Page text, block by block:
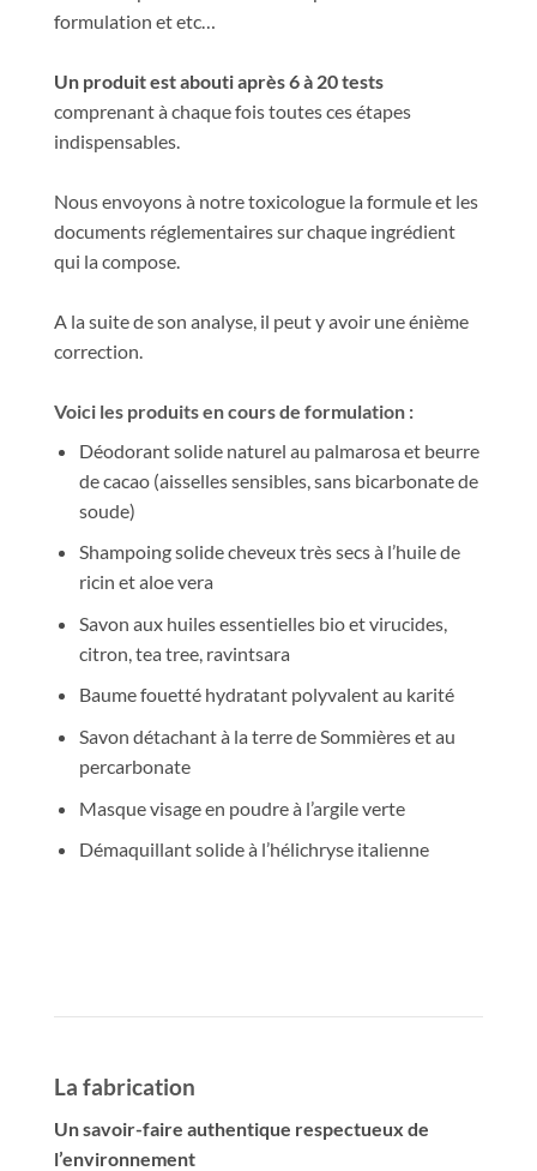
formulation et etc…
Un produit est abouti après 6 à 20 tests
comprenant à chaque fois toutes ces étapes
indispensables.
Nous envoyons à notre toxicologue la formule et les
documents réglementaires sur chaque ingrédient
qui la compose.
A la suite de son analyse, il peut y avoir une énième
correction.
Voici les produits en cours de formulation :
Déodorant solide naturel au palmarosa et beurre
de cacao (aisselles sensibles, sans bicarbonate de
soude)
Shampoing solide cheveux très secs à l’huile de
ricin et aloe vera
Savon aux huiles essentielles bio et virucides,
citron, tea tree, ravintsara
Baume fouetté hydratant polyvalent au karité
Savon détachant à la terre de Sommières et au
percarbonate
Masque visage en poudre à l’argile verte
Démaquillant solide à l’hélichryse italienne
La fabrication
Un savoir-faire authentique respectueux de
l’environnement